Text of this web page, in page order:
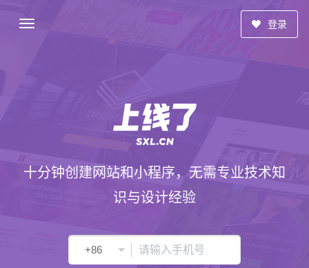
登录
十分钟创建网站和小程序，无需专业技术知
识与设计经验